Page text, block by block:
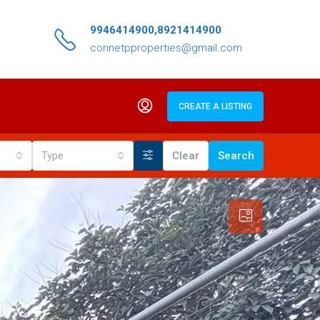
9946414900,8921414900
connetpproperties@gmail.com
CREATE A LISTING
Type Clear Search